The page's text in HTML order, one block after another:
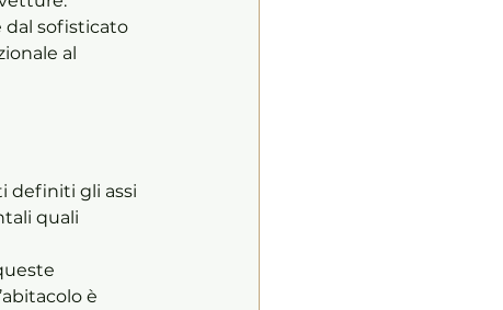
dal sofisticato
al
definiti gli assi
quali
è